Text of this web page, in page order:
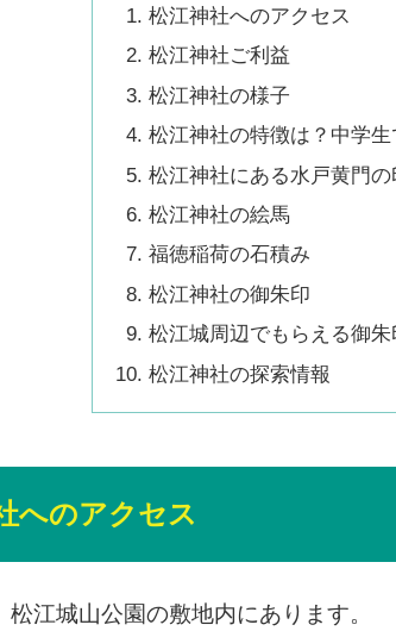
松江神社へのアクセス
松江神社ご利益
松江神社の様子
松江神社の特徴は？中学
松江神社にある水戸黄門の
松江神社の絵馬
福徳稲荷の石積み
松江神社の御朱印
松江城周辺でもらえる御
松江神社の探索情報
へのアクセス
松江城山公園の敷地内にあります。